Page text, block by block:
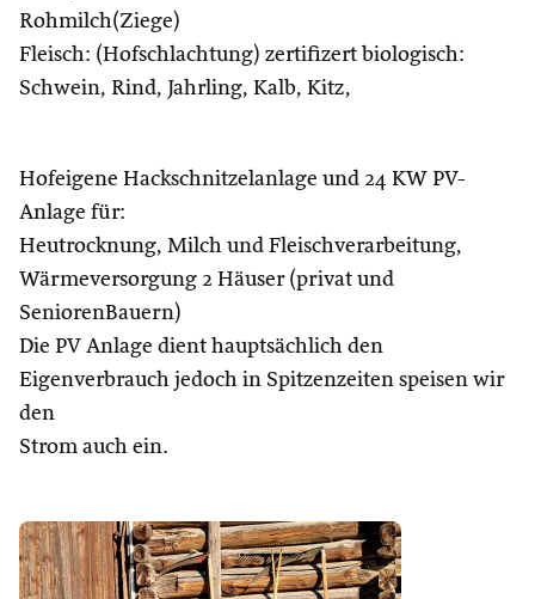
Rohmilch(Ziege)
Fleisch: (Hofschlachtung) zertifizert biologisch:
Schwein, Rind, Jahrling, Kalb, Kitz,
Hofeigene Hackschnitzelanlage und 24 KW PV-
Anlage für:
Heutrocknung, Milch und Fleischverarbeitung,
Wärmeversorgung 2 Häuser (privat und
SeniorenBauern)
Die PV Anlage dient hauptsächlich den
Eigenverbrauch jedoch in Spitzenzeiten speisen wir
den
Strom auch ein.